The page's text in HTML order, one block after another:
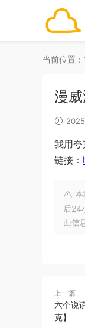
当前位置：
漫威
我用夸
链接：
本
后24
面信
上一篇
六个说
克】